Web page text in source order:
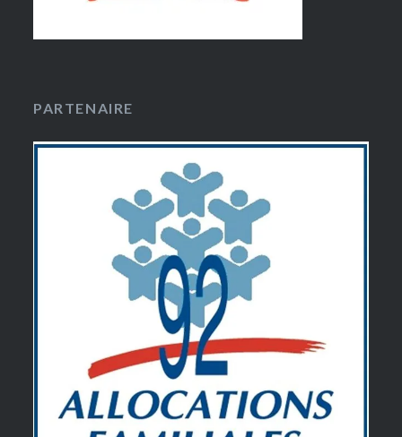
PARTENAIRE